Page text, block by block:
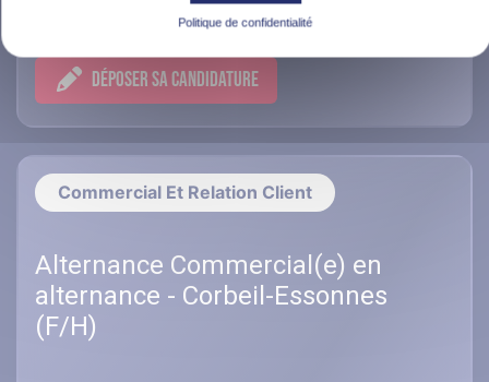
Joinville-le-Pont
DÉPOSER SA CANDIDATURE
Commercial Et Relation Client
Alternance Commercial(e) en
alternance - Corbeil-Essonnes
(F/H)
Politique de confidentialité